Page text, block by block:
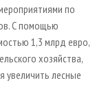
по
С помощью
1,3 млрд евро,
хозяйства,
увеличить лесные